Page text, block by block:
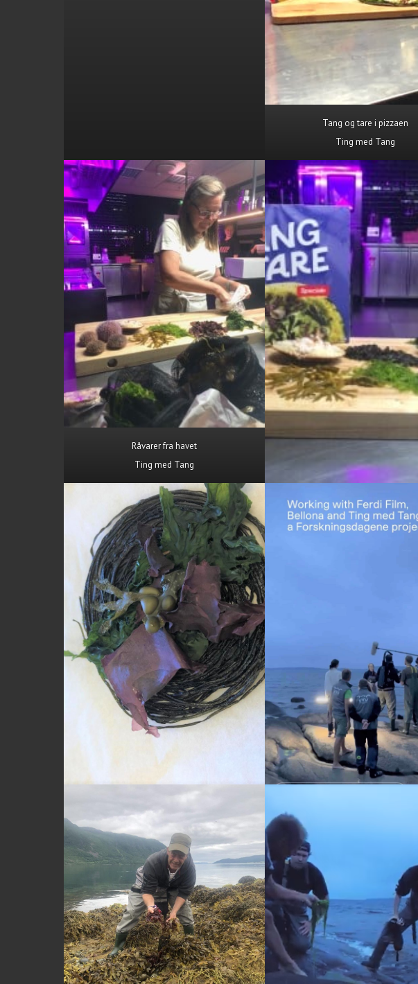
Tang og tare i pizzaen
Ting med Tang
Råvarer fra havet
Ting med Tang